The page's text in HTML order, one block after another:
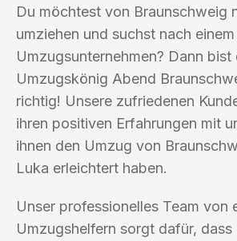
Du möchtest von Braunschweig
umziehen und suchst nach
Umzugsunternehmen? Dann bist
Umzugskönig Abend
richtig! Unsere zufriedenen
ihren positiven Erfahrungen mit
ihnen den Umzug von
Luka erleichtert haben.
Unser professionelles Team von
Umzugshelfern sorgt dafür, dass